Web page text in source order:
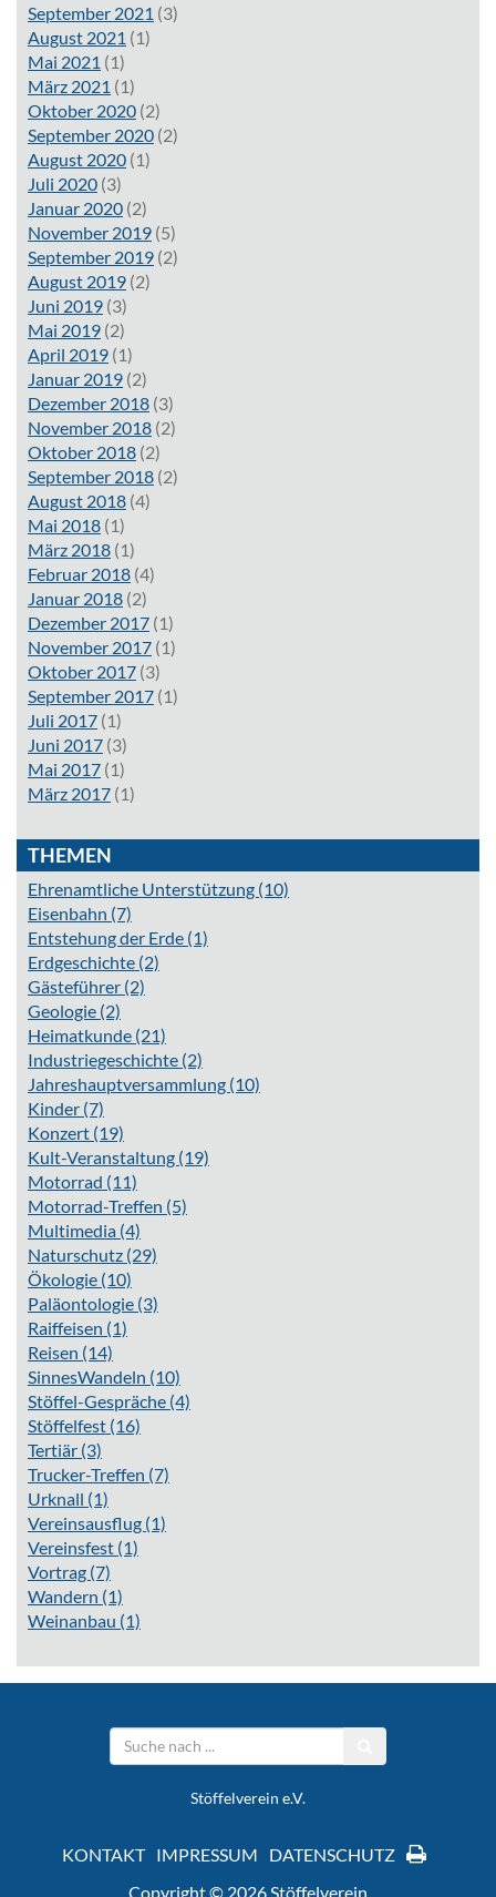
September 2021 (3)
August 2021 (1)
Mai 2021 (1)
März 2021 (1)
Oktober 2020 (2)
September 2020 (2)
August 2020 (1)
Juli 2020 (3)
Januar 2020 (2)
November 2019 (5)
September 2019 (2)
August 2019 (2)
Juni 2019 (3)
Mai 2019 (2)
April 2019 (1)
Januar 2019 (2)
Dezember 2018 (3)
November 2018 (2)
Oktober 2018 (2)
September 2018 (2)
August 2018 (4)
Mai 2018 (1)
März 2018 (1)
Februar 2018 (4)
Januar 2018 (2)
Dezember 2017 (1)
November 2017 (1)
Oktober 2017 (3)
September 2017 (1)
Juli 2017 (1)
Juni 2017 (3)
Mai 2017 (1)
März 2017 (1)
THEMEN
Ehrenamtliche Unterstützung (10)
Eisenbahn (7)
Entstehung der Erde (1)
Erdgeschichte (2)
Gästeführer (2)
Geologie (2)
Heimatkunde (21)
Industriegeschichte (2)
Jahreshauptversammlung (10)
Kinder (7)
Konzert (19)
Kult-Veranstaltung (19)
Motorrad (11)
Motorrad-Treffen (5)
Multimedia (4)
Naturschutz (29)
Ökologie (10)
Paläontologie (3)
Raiffeisen (1)
Reisen (14)
SinnesWandeln (10)
Stöffel-Gespräche (4)
Stöffelfest (16)
Tertiär (3)
Trucker-Treffen (7)
Urknall (1)
Vereinsausflug (1)
Vereinsfest (1)
Vortrag (7)
Wandern (1)
Weinanbau (1)
Stöffelverein e.V.
KONTAKT IMPRESSUM
DATENSCHUTZ
Copyright © 2026 Stöffelverein